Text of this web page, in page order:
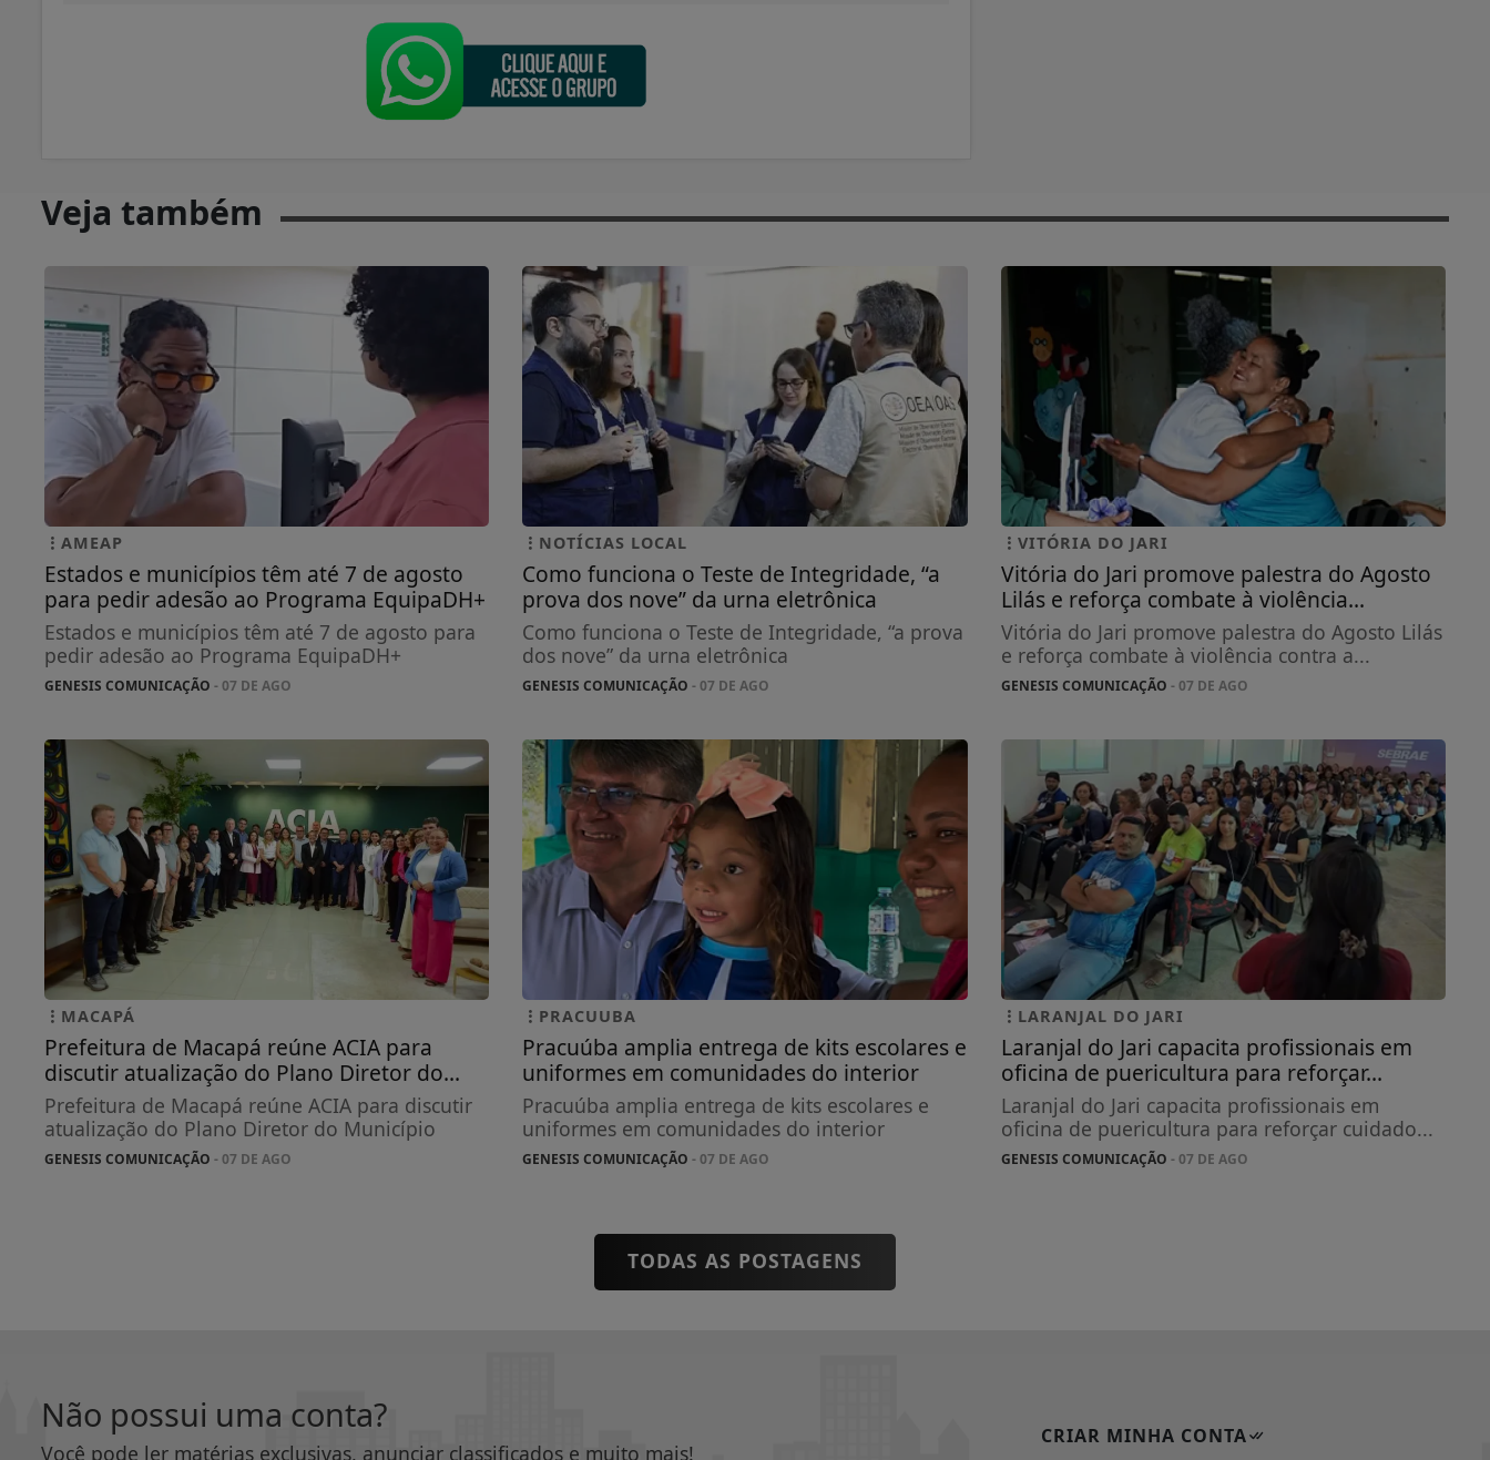
Veja também
AMEAP
Estados e municípios têm até 7 de agosto
para pedir adesão ao Programa EquipaDH+
Estados e municípios têm até 7 de agosto para
pedir adesão ao Programa EquipaDH+
GENESIS COMUNICAÇÃO - 07 DE AGO
NOTÍCIAS LOCAL
Como funciona o Teste de Integridade, “a
prova dos nove” da urna eletrônica
Como funciona o Teste de Integridade, “a prova
dos nove” da urna eletrônica
GENESIS COMUNICAÇÃO - 07 DE AGO
VITÓRIA DO JARI
Vitória do Jari promove palestra do Agosto
Lilás e reforça combate à violência...
Vitória do Jari promove palestra do Agosto Lilás
e reforça combate à violência contra a...
GENESIS COMUNICAÇÃO - 07 DE AGO
MACAPÁ
Prefeitura de Macapá reúne ACIA para
discutir atualização do Plano Diretor do...
Prefeitura de Macapá reúne ACIA para discutir
atualização do Plano Diretor do Município
GENESIS COMUNICAÇÃO - 07 DE AGO
PRACUUBA
Pracuúba amplia entrega de kits escolares e
uniformes em comunidades do interior
Pracuúba amplia entrega de kits escolares e
uniformes em comunidades do interior
GENESIS COMUNICAÇÃO - 07 DE AGO
LARANJAL DO JARI
Laranjal do Jari capacita profissionais em
oficina de puericultura para reforçar...
Laranjal do Jari capacita profissionais em
oficina de puericultura para reforçar cuidado...
GENESIS COMUNICAÇÃO - 07 DE AGO
TODAS AS POSTAGENS
Não possui uma conta?
Você pode ler matérias exclusivas, anunciar classificados e muito mais!
CRIAR MINHA CONTA